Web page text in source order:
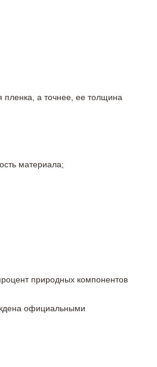
а точнее, ее толщина
материала;
природных компонентов
официальными